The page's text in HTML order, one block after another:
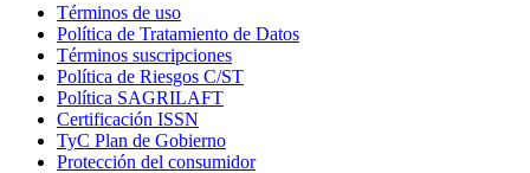
Términos de uso
in
new
window
Política de Tratamiento de Datos
Términos suscripciones
in
Política de Riesgos C/ST
Política SAGRILAFT
new
window
Certificación ISSN
in
new
TyC Plan de Gobierno
in
Protección del consumidorOpens